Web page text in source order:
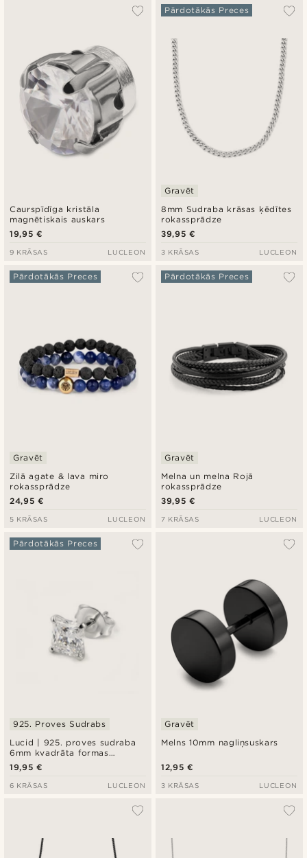
Caurspīdīga kristāla
magnētiskais auskars
19,95 €
9 KRĀSAS LUCLEON
8mm Sudraba krāsas ķēdītes
rokassprādze
Pārdotākās Preces
Gravēt
39,95 €
3 KRĀSAS LUCLEON
Zilā agate & lava miro
rokassprādze
Pārdotākās Preces
Gravēt
24,95 €
5 KRĀSAS LUCLEON
Melna un melna Rojā
rokassprādze
Pārdotākās Preces
Gravēt
39,95 €
7 KRĀSAS LUCLEON
Lucid | 925. proves sudraba
6mm kvadrāta formas
cirkonija auskars
Pārdotākās Preces
925. Proves Sudrabs
19,95 €
6 KRĀSAS LUCLEON
Melns 10mm nagliņsuskars
Gravēt
12,95 €
3 KRĀSAS LUCLEON